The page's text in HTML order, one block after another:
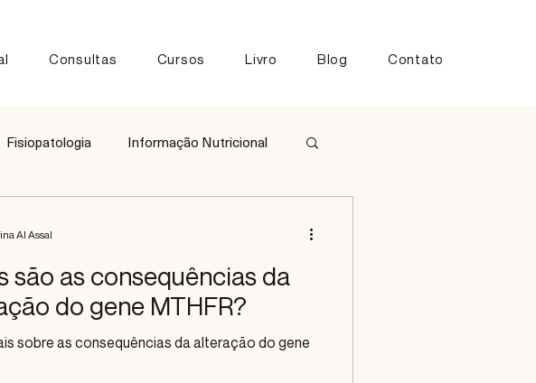
Consultas Cursos Livro Blog Contato
Fisiopatologia Informação Nutricional
são as consequências da
do gene MTHFR?
sobre as consequências da alteração do gene
Al Assal